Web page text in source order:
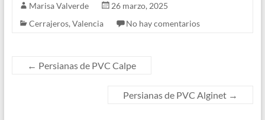
Marisa Valverde
26 marzo, 2025
Cerrajeros,Valencia No hay comentarios
← Persianas de PVC Calpe
Persianas de PVC Alginet →